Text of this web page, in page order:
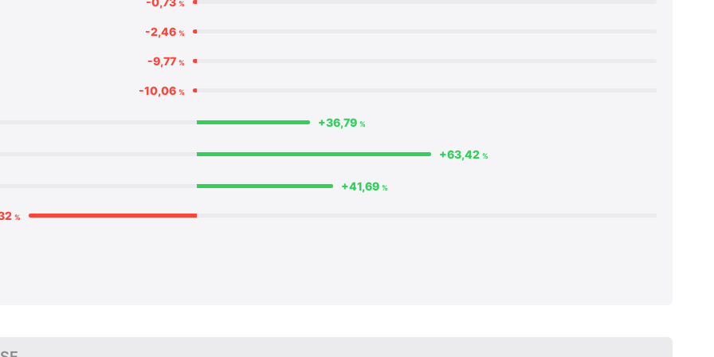
%
-2,46 %
-9,77 %
-10,06 %
+36,79%
+63,42 %
+41,69%
%